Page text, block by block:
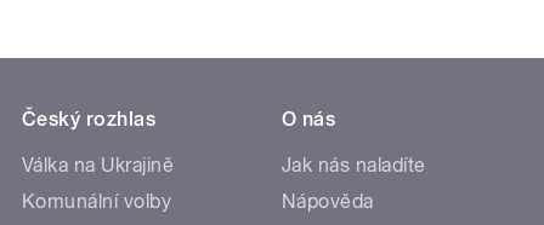
Český rozhlas
Válka na Ukrajině
Komunální volby
O nás
Jak nás naladíte
Nápověda